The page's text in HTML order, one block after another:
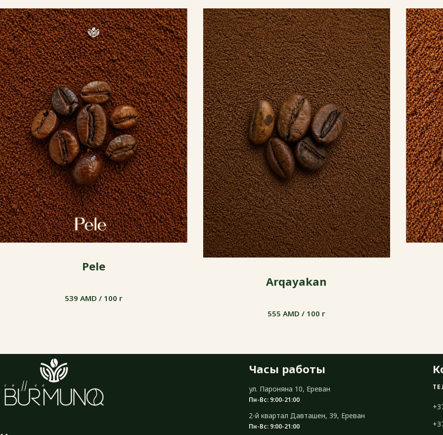
Pele
539 AMD / 100 г
Arqayakan
555 AMD / 100 г
Часы работы
ул. Пароняна 10, Ереван
Пн-Вс: 9:00-21:00
2-й квартал Давташен, 39, Ереван
Пн-Вс: 9:00-21:00